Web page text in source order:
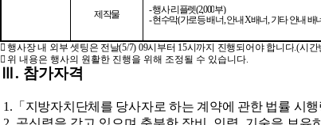
제작물 -행사 리플렛(2,000부)
-현수막(가로등 배너,안내X배너,기타 안내 배
행사장 내 외부 셋팅은 전날(5/7) 09시부터 15시까지 진행되어야 합니다.(시간
위 내용은 행사의 원활한 진행을 위해 조정될 수 있습니다.
. 참가자격
1. 「 지방자치단체를 당사자로 하는 계약에 관한 법률 시행